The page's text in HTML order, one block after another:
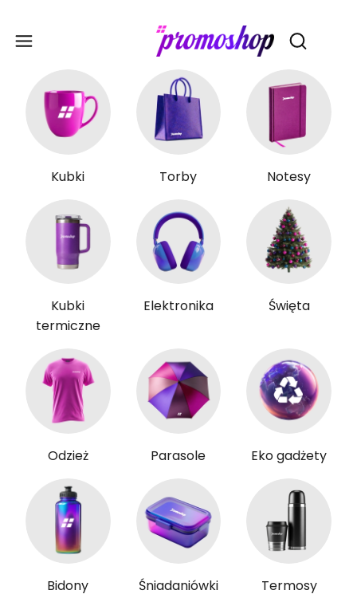
Otwórz
Kubki Torby Notesy
Kubki
termiczne
Elektronika Święta
Odzież Parasole Eko gadżety
Bidony Śniadaniówki Termosy